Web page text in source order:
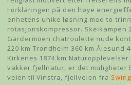
Forklaringen på den høye
enhetens unike løsning med to-
rotasjonskompressor. Skeikampen
Gardermoen chatroulette nude
220 km Trondheim 360 km Ålesund
Kirkenes 1874 km
vakker fjellnatur, er det muligheter
veien til Vinstra, fjellveien fra